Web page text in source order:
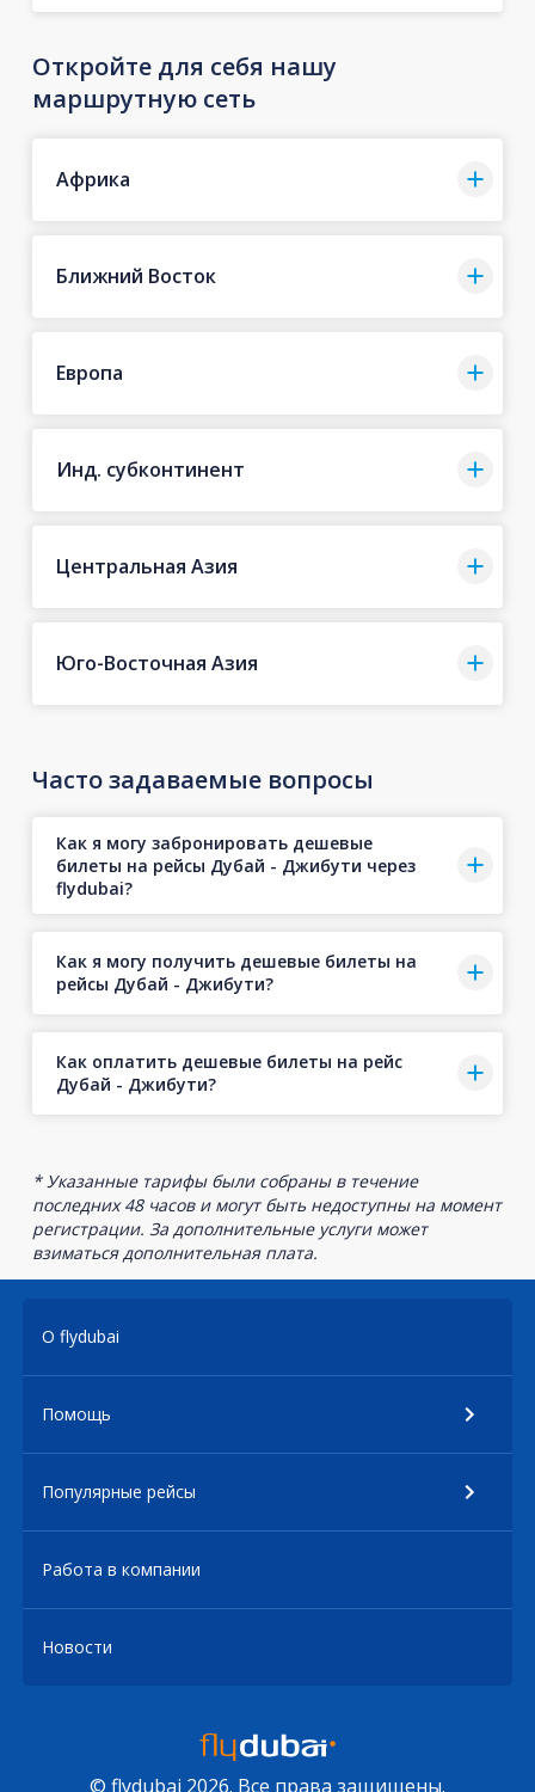
Откройте для себя нашу
маршрутную сеть
Африка
Ближний Восток
Европа
Инд. субконтинент
Центральная Азия
Юго-Восточная Азия
Часто задаваемые вопросы
Как я могу забронировать дешевые
билеты на рейсы Дубай - Джибути через
flydubai?
Как я могу получить дешевые билеты на
рейсы Дубай - Джибути?
Как оплатить дешевые билеты на рейс
Дубай - Джибути?
* Указанные тарифы были собраны в течение
последних 48 часов и могут быть недоступны на момент
регистрации. За дополнительные услуги может
взиматься дополнительная плата.
О flydubai
Помощь
Популярные рейсы
Работа в компании
Новости
© flydubai 2026. Все права защищены.